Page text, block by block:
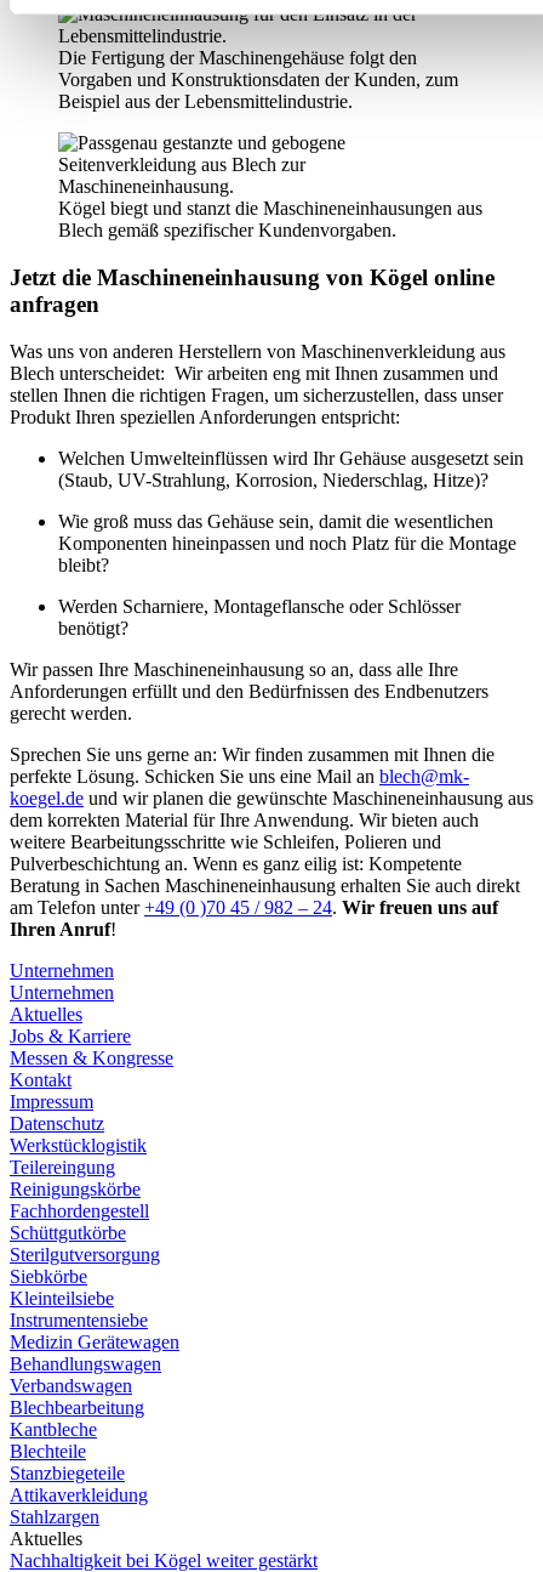
Die Fertigung der Maschinengehäuse folgt den
Vorgaben und Konstruktionsdaten der Kunden, zum
Beispiel aus der Lebensmittelindustrie.
Kögel biegt und stanzt die Maschineneinhausungen aus
Blech gemäß spezifischer Kundenvorgaben.
Jetzt die Maschineneinhausung von Kögel online
anfragen
Was uns von anderen Herstellern von Maschinenverkleidung aus
Blech unterscheidet: Wir arbeiten eng mit Ihnen zusammen und
stellen Ihnen die richtigen Fragen, um sicherzustellen, dass unser
Produkt Ihren speziellen Anforderungen entspricht:
Welchen Umwelteinflüssen wird Ihr Gehäuse ausgesetzt sein
(Staub, UV-Strahlung, Korrosion, Niederschlag, Hitze)?
Wie groß muss das Gehäuse sein, damit die wesentlichen
Komponenten hineinpassen und noch Platz für die Montage
bleibt?
Werden Scharniere, Montageflansche oder Schlösser
benötigt?
Wir passen Ihre Maschineneinhausung so an, dass alle Ihre
Anforderungen erfüllt und den Bedürfnissen des Endbenutzers
gerecht werden.
Sprechen Sie uns gerne an: Wir finden zusammen mit Ihnen die
perfekte Lösung. Schicken Sie uns eine Mail an blech@mk-
koegel.de und wir planen die gewünschte Maschineneinhausung aus
dem korrekten Material für Ihre Anwendung. Wir bieten auch
weitere Bearbeitungsschritte wie Schleifen, Polieren und
Pulverbeschichtung an. Wenn es ganz eilig ist: Kompetente
Beratung in Sachen Maschineneinhausung erhalten Sie auch direkt
am Telefon unter+49 (0 )70 45 / 982 – 24. Wir freuen uns auf
Ihren Anruf!
Unternehmen
Unternehmen
Aktuelles
Jobs & Karriere
Messen & Kongresse
Kontakt
Impressum
Datenschutz
Werkstücklogistik
Teilereingung
Reinigungskörbe
Fachhordengestell
Schüttgutkörbe
Sterilgutversorgung
Siebkörbe
Kleinteilsiebe
Instrumentensiebe
Medizin Gerätewagen
Behandlungswagen
Verbandswagen
Blechbearbeitung
Kantbleche
Blechteile
Stanzbiegeteile
Attikaverkleidung
Stahlzargen
Aktuelles
Nachhaltigkeit bei Kögel weiter gestärkt